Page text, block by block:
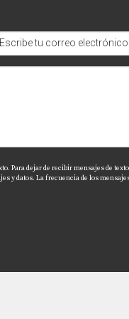
a corto plazo en
y atento a las
es mi prioridad!
Para dejar de recibir mensajes de
y datos. La frecuencia de los